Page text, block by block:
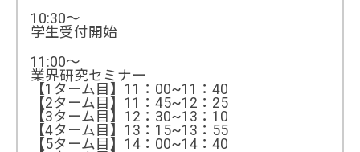
10:30～
学生受付開始
11:00～
業界研究セミナー
【1ターム目】11：00~11：40
【2ターム目】11：45~12：25
【3ターム目】12：30~13：10
【4ターム目】13：15~13：55
【5ターム目】14：00~14：40